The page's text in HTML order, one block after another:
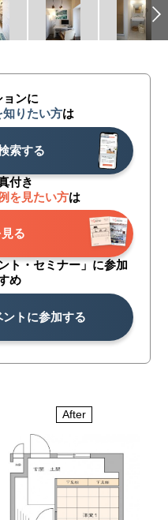
ョンに
知りたい方は
索する
付き
を見たい方は
る
ト・セミナー」に参加
め
トに参加する
After